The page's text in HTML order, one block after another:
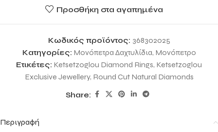
Προσθήκη στα αγαπημένα
Κωδικός προϊόντος: 368302025
Κατηγορίες: Μονόπετρα Δαχτυλίδια, Μονόπετρο
Ετικέτες: Ketsetzoglou Diamond Rings, Ketsetzoglou
Exclusive Jewellery, Round Cut Natural Diamonds
Share:
Περιγραφή